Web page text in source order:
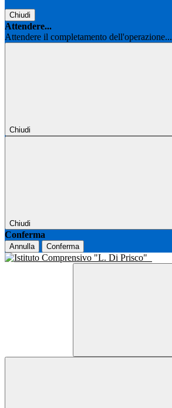
Chiudi
Attendere...
Attendere il completamento dell'operazione...
Chiudi
Chiudi
Conferma
Annulla Conferma